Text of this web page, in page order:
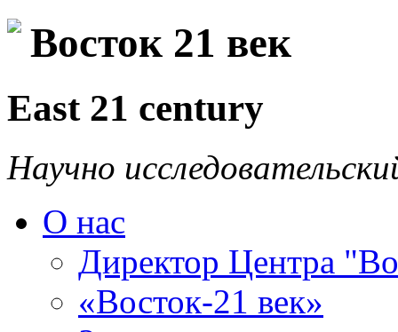
Восток 21 век
East 21 century
Научно
О нас
Директор Центра
«Восток-21 век»